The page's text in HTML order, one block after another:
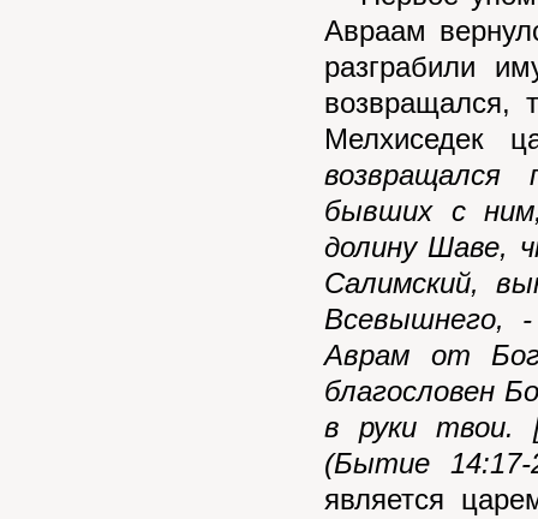
Авраам
разграбили
возвращался,
Мелхиседек
возвращался
бывших с
долину Шаве,
Салимский,
Всевышнего, -
Аврам от
благословен
в руки твои.
(Бытие 14:17-
является